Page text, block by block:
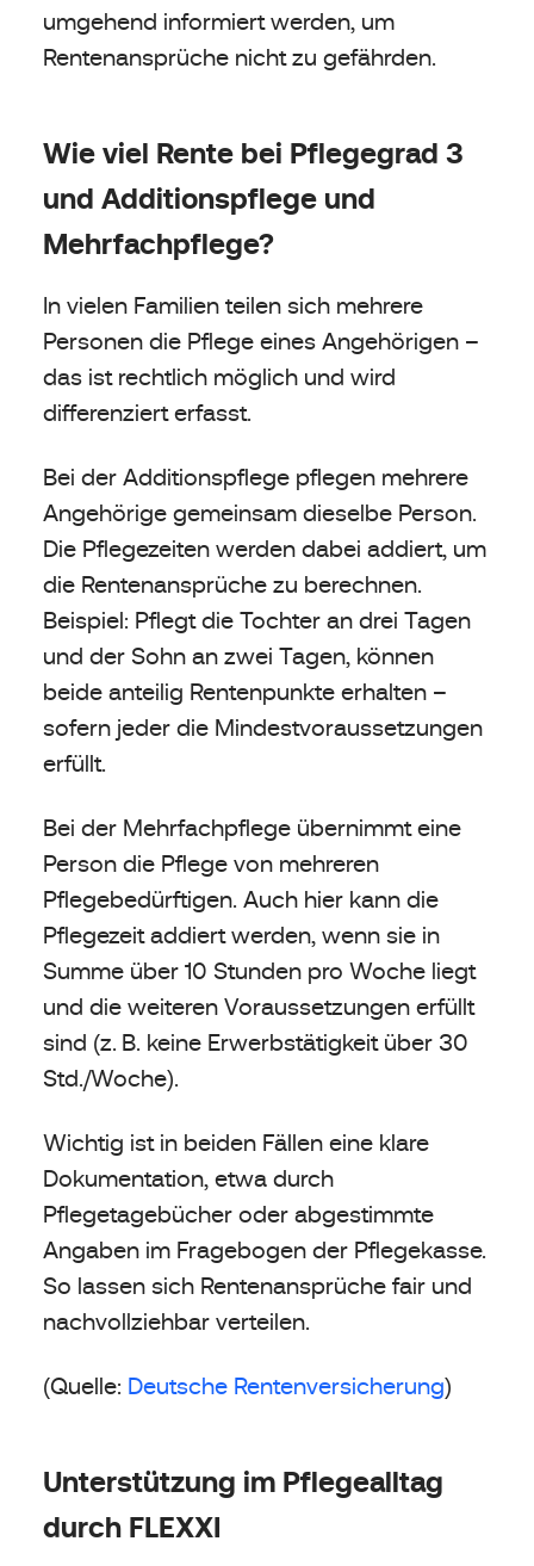
umgehend informiert werden, um
Rentenansprüche nicht zu gefährden.
Wie viel Rente bei Pflegegrad 3
und Additionspflege und
Mehrfachpflege?
In vielen Familien teilen sich mehrere
Personen die Pflege eines Angehörigen –
das ist rechtlich möglich und wird
differenziert erfasst.
Bei der Additionspflege pflegen mehrere
Angehörige gemeinsam dieselbe Person.
Die Pflegezeiten werden dabei addiert, um
die Rentenansprüche zu berechnen.
Beispiel: Pflegt die Tochter an drei Tagen
und der Sohn an zwei Tagen, können
beide anteilig Rentenpunkte erhalten –
sofern jeder die Mindestvoraussetzungen
erfüllt.
Bei der Mehrfachpflege übernimmt eine
Person die Pflege von mehreren
Pflegebedürftigen. Auch hier kann die
Pflegezeit addiert werden, wenn sie in
Summe über 10 Stunden pro Woche liegt
und die weiteren Voraussetzungen erfüllt
sind (z. B. keine Erwerbstätigkeit über 30
Std./Woche).
Wichtig ist in beiden Fällen eine klare
Dokumentation, etwa durch
Pflegetagebücher oder abgestimmte
Angaben im Fragebogen der Pflegekasse.
So lassen sich Rentenansprüche fair und
nachvollziehbar verteilen.
(Quelle: Deutsche Rentenversicherung)
Unterstützung im Pflegealltag
durch FLEXXI